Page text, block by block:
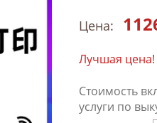
Цена:
Лучшая цена!
Стоимость
услуги по